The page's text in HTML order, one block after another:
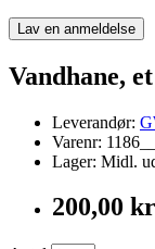
Lav en anmeldelse
Vandhane,
Leverandør:
Varenr:
Lager: Midl.
200,00 kr